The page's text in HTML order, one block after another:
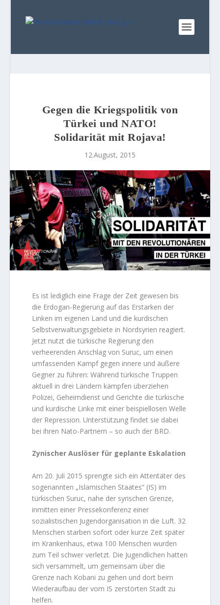
Gegen die Kriegspolitik von
Türkei und NATO!
Solidarität mit Rojava!
12.August, 2015
Es ist lediglich eine Frage der Zeit gewesen bis
die Erdogan-Regierung auf das Erstarken der
Linken im eigenen Land und die kurdischen
Selbstverwaltungsgebiete in Nordsyrien reagiert.
Jetzt nutzt die türkische Regierung den
verheerenden Anschlag von Suruc, um einen
umfassenden Kampf gegen innere und äußere
Gegner zu führen: Während türkische Truppen
aktuell in drei Ländern kämpfen überziehen
Polizei, Geheimdienst und Gerichte die türkische
und kurdische Linke mit einer beispiellosen Welle
der Repression. Unterstützung findet sie dabei
bei ihren Nato-Partnern – so auch der BRD.
Zynischer Auslöser für geplante Eskalation
Am 20. Juli 2015 sprengte sich ein Attentäter des
sogenannten „Islamischen Staates“ (IS) im
türkischen Suruc, nahe der syrischen Grenze,
inmitten einer Pressekonferenz einer
sozialistischen Jugendorganisation in die Luft. 32
Menschen starben sofort oder kurze Zeit später
im Krankenhaus, etwa 100 Menschen wurden
zum Teil schwer verletzt. Die Jugendlichen hatten
sich versammelt, um gemeinsam über die
Grenze nach Kobani zu gehen und dort beim
Wiederaufbau der vom IS zerstörten Stadt zu
helfen.